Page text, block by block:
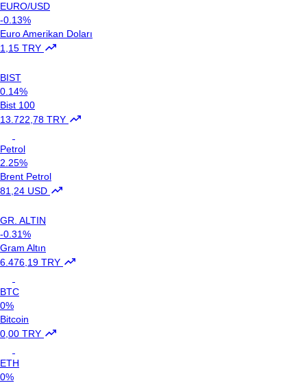
EURO/USD
-0.13%
Euro Amerikan Doları
1,15 TRY
BIST
0.14%
Bist 100
13.722,78 TRY
Petrol
2.25%
Brent Petrol
81,24 USD
GR. ALTIN
-0.31%
Gram Altın
6.476,19 TRY
BTC
0%
Bitcoin
0,00 TRY
ETH
0%